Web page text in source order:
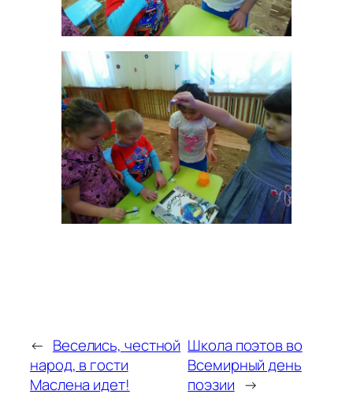
← Веселись, честной
народ, в гости
Маслена идет!
Школа поэтов во
Всемирный день
поэзии →